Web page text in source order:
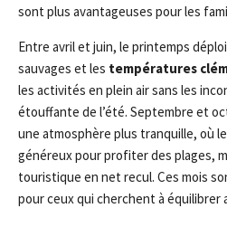
sont plus avantageuses pour les
Entre avril et juin, le printemps
sauvages et les températures
les activités en plein air sans les
étouffante de l’été. Septembre et
une atmosphère plus tranquille, où
généreux pour profiter des plages,
touristique en net recul. Ces mois
pour ceux qui cherchent à